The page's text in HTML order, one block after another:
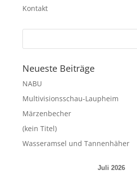
Kontakt
Neueste Beiträge
NABU
Multivisionsschau-Laupheim
Märzenbecher
(kein Titel)
Wasseramsel und Tannenhäher
Juli 2026